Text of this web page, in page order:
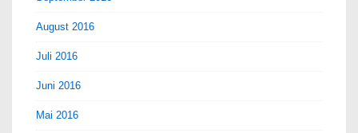
August 2016
Juli 2016
Juni 2016
Mai 2016